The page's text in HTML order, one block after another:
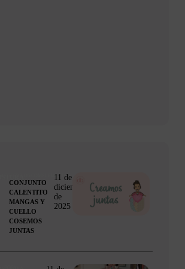
ACCESORIOS/COMPLEMENTOS
CONJUNTO
CALENTITO
MANGAS Y
CUELLO
COSEMOS
JUNTAS
11 de
diciembre
de
2025